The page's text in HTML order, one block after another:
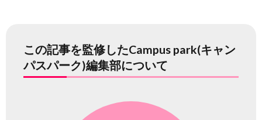
この記事を監修したCampus park(キャン
パスパーク)編集部について